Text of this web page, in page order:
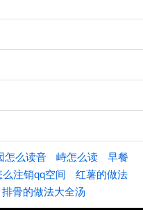
怎么读音 峙怎么读
早餐
么注销qq空间
红薯的做法
排骨的做法大全汤